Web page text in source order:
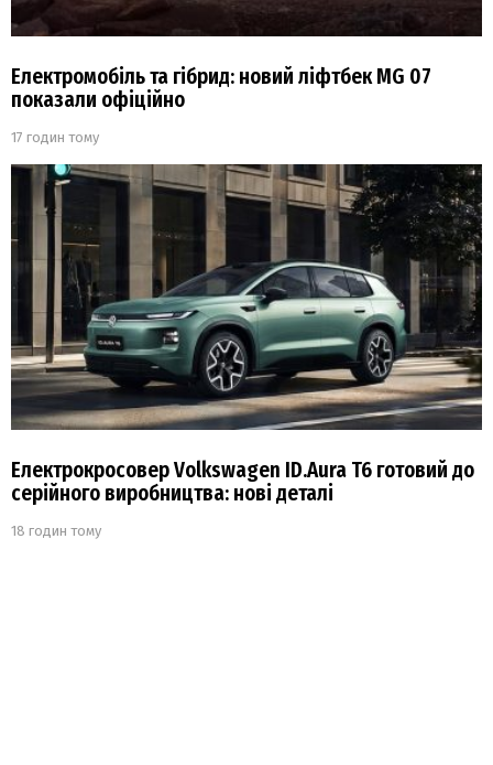
Електромобіль та гібрид: новий ліфтбек MG 07
показали офіційно
17 годин тому
Електрокросовер Volkswagen ID.Aura T6 готовий до
серійного виробництва: нові деталі
18 годин тому